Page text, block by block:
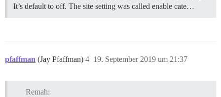
It’s default to off. The site setting was called enable cate…
pfaffman (Jay Pfaffman) 19. September 2019 um 21:37
4
Remah: